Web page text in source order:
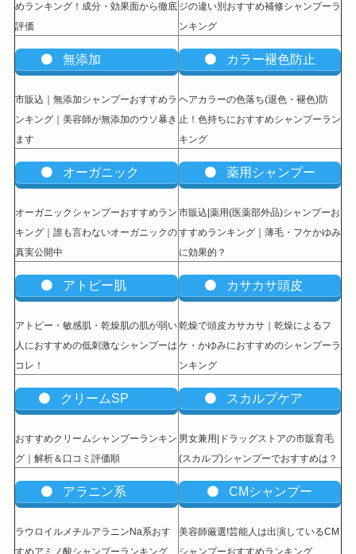
めランキング！成分・効果面から徹底
評価
ジの違い別おすすめ補修シャンプーラ
ンキング
無添加
市販込｜無添加シャンプーおすすめラ
ンキング｜美容師が無添加のウソ暴き
ます
カラー褪色防止
ヘアカラーの色落ち(退色・褪色)防
止！色持ちにおすすめシャンプーラン
キング
オーガニック
オーガニックシャンプーおすすめラン
キング｜誰も言わないオーガニックの
真実公開中
薬用シャンプー
市販込|薬用(医薬部外品)シャンプーお
すすめランキング｜薄毛・フケかゆみ
に効果的？
アトピー肌
アトピー・敏感肌・乾燥肌の肌が弱い
人におすすめの低刺激なシャンプーは
コレ！
カサカサ頭皮
乾燥で頭皮カサカサ｜乾燥によるフ
ケ・かゆみにおすすめのシャンプーラ
ンキング
クリームSP
おすすめクリームシャンプーランキン
グ｜解析＆口コミ評価順
スカルプケア
男女兼用|ドラッグストアの市販育毛
(スカルプ)シャンプーでおすすめは？
アラニン系
ラウロイルメチルアラニンNa系おす
CMシャンプー
美容師厳選!芸能人は出演しているCM